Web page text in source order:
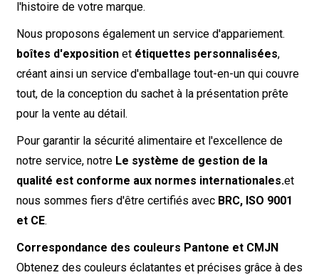
l'histoire de votre marque.
Nous proposons également un service d'appariement.
boîtes d'expositionet étiquettes personnalisées,
créant ainsi un service d'emballage tout-en-un qui couvre
tout, de la conception du sachet à la présentation prête
pour la vente au détail.
Pour garantir la sécurité alimentaire et l'excellence de
notre service, notre Le système de gestion de la
qualité est conforme aux normes internationales.et
nous sommes fiers d'être certifiés avec BRC, ISO 9001
et CE.
Correspondance des couleurs Pantone et CMJN
Obtenez des couleurs éclatantes et précises grâce à des